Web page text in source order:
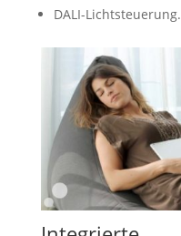
DALI-Lichtsteuerung.